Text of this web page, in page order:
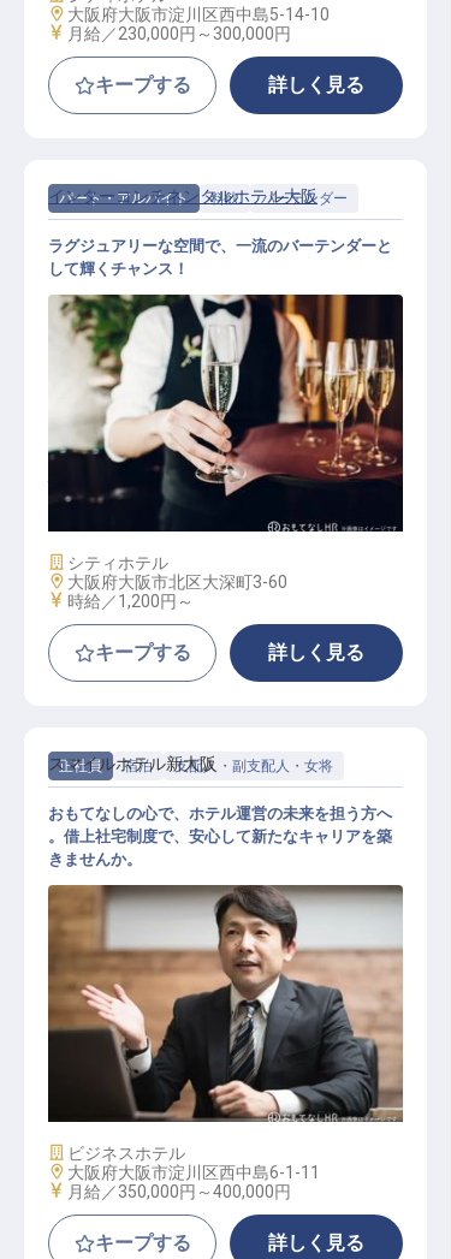
勤務地
大阪府大阪市淀川区西中島5-14-10
給与
月給／230,000円～ 300,000円
キープする 詳しく見る
パート・アルバイト 料飲 バーテンダー
バーテンダー
インターコンチネンタルホテル大阪
ラグジュアリーな空間で、一流のバーテンダーと
して輝くチャンス！
施設業態
シティホテル
勤務地
大阪府大阪市北区大深町3-60
給与
時給／1,200円～
キープする 詳しく見る
正社員 宿泊 支配人・副支配人・女将
支配人候補
スマイルホテル新大阪
おもてなしの心で、ホテル運営の未来を担う方へ
。借上社宅制度で、安心して新たなキャリアを築
きませんか。
施設業態
ビジネスホテル
勤務地
大阪府大阪市淀川区西中島6-1-11
給与
月給／350,000円～400,000円
キープする 詳しく見る